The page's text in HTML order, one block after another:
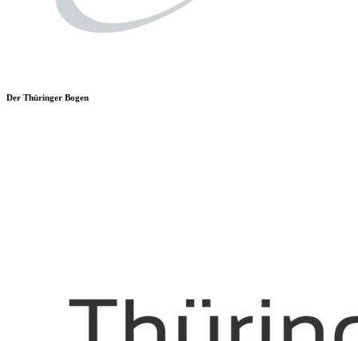
Der Thüringer Bogen